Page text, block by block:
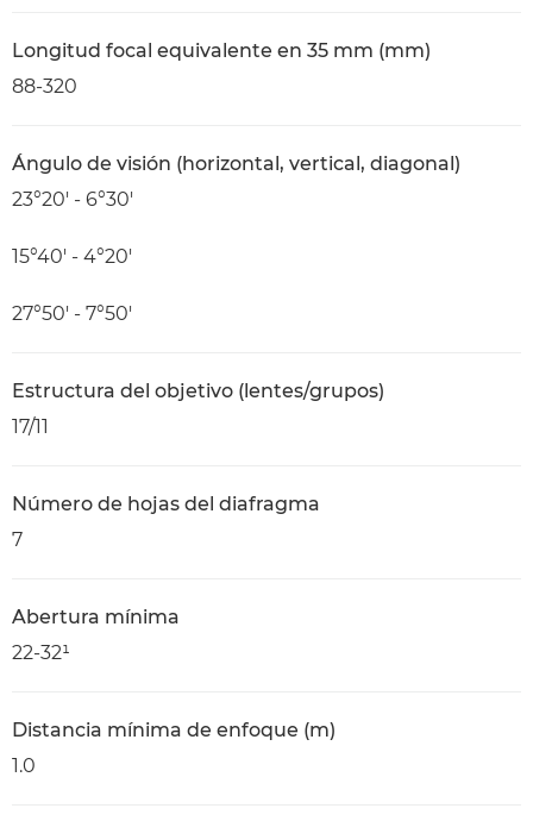
Longitud focal equivalente en 35 mm (mm)
88-320
Ángulo de visión (horizontal, vertical, diagonal)
23°20′ - 6°30′
15°40′ - 4°20′
27°50′ - 7°50′
Estructura del objetivo (lentes/grupos)
17/11
Número de hojas del diafragma
7
Abertura mínima
22-32¹
Distancia mínima de enfoque (m)
1.0